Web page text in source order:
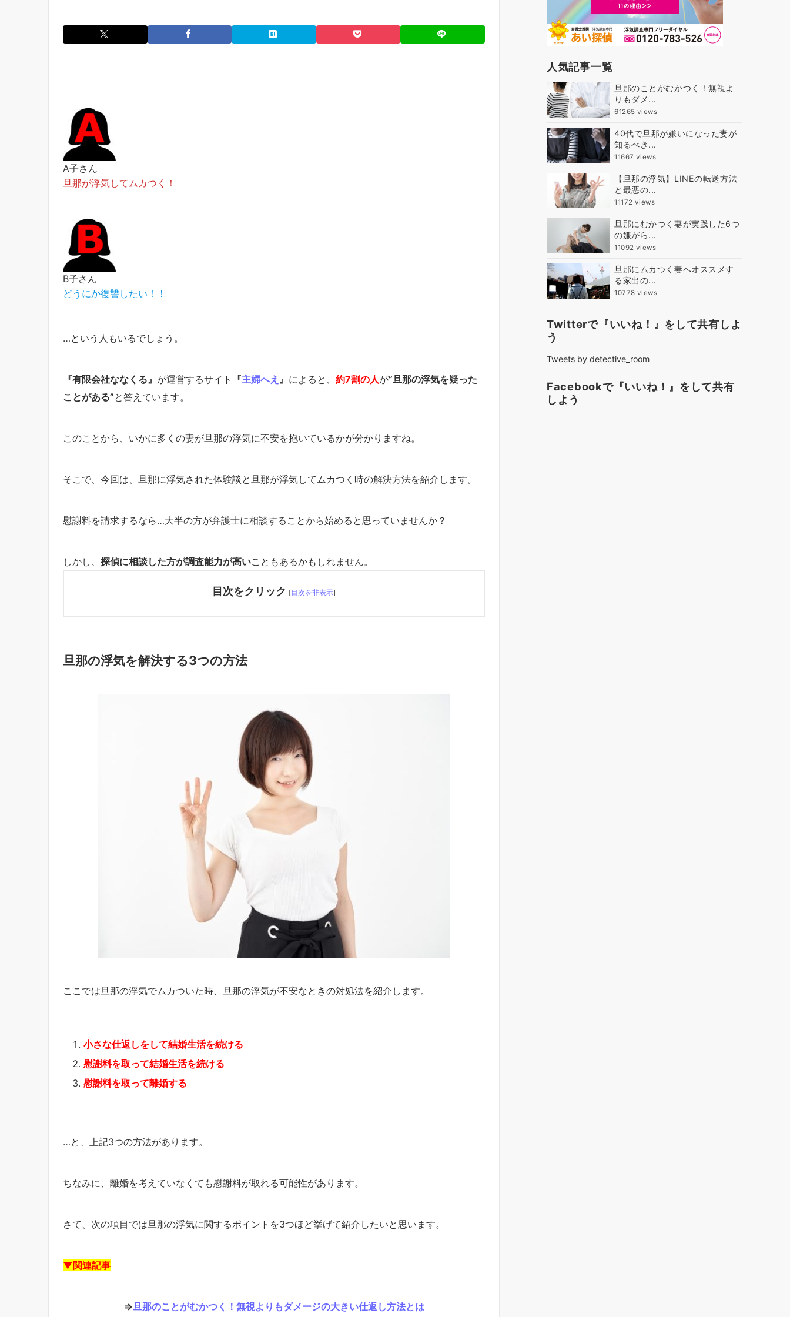
A子さん
旦那が浮気してムカつく！
B子さん
どうにか復讐したい！！
…という人もいるでしょう。
『有限会社ななくる』 が運営するサイト 『主婦へえ 』 によると、 約7割の人が”旦那の浮気を疑った
ことがある”と答えています。
このことから、いかに多くの妻が旦那の浮気に不安を抱いているかが分かりますね。
そこで、今回は、旦那に浮気された体験談と旦那が浮気してムカつく時の解決方法を紹介します。
慰謝料を請求するなら…大半の方が弁護士に相談することから始めると思っていませんか？
しかし、 探偵に相談した方が調査能力が高いこともあるかもしれません。
目次をクリック [目次を非表示]
旦那の浮気を解決する3つの方法
ここでは旦那の浮気でムカついた時、旦那の浮気が不安なときの対処法を紹介します。
小さな仕返しをして結婚生活を続ける
慰謝料を取って結婚生活を続ける
慰謝料を取って離婚する
…と、上記3つの方法があります。
ちなみに、離婚を考えていなくても慰謝料が取れる可能性があります。
さて、次の項目では旦那の浮気に関するポイントを3つほど挙げて紹介したいと思います。
▼関連記事
⇒旦那のことがむかつく！無視よりもダメージの大きい仕返し方法とは
人気記事一覧
旦那のことがむかつく！無視よ
りもダメ...
61265 views
40代で旦那が嫌いになった妻が
知るべき...
11667 views
【旦那の浮気】LINEの転送方法
と最悪の...
11172 views
旦那にむかつく妻が実践した6つ
の嫌がら...
11092 views
旦那にムカつく妻へオススメす
る家出の...
10778 views
Twitterで『いいね！』をして共有しよ
う
Tweets by detective_room
Facebookで『いいね！』をして共有
しよう